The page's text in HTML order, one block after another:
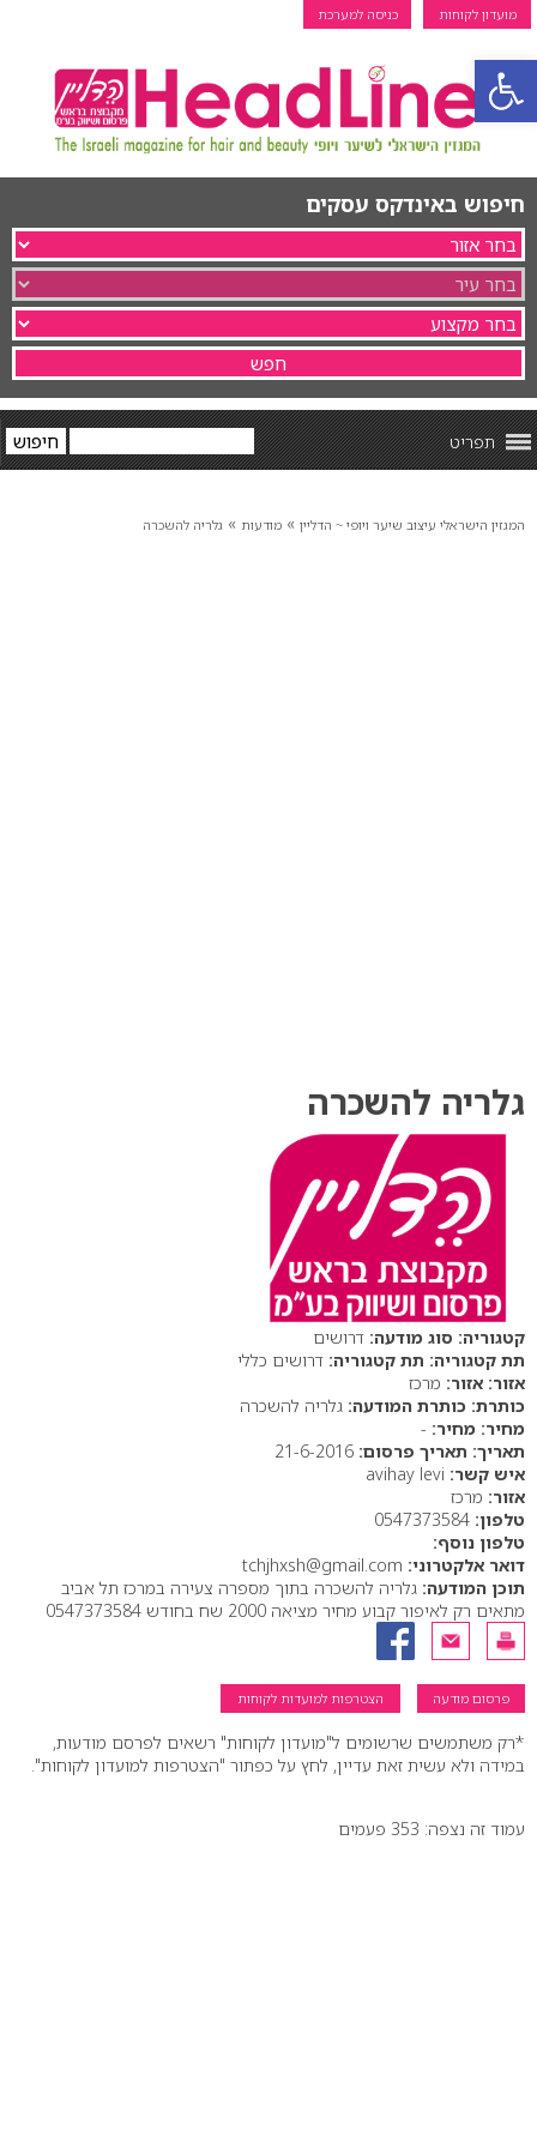
פתח סרגל נגישות
מועדון לקוחות כניסה למערכת
חיפוש באינדקס עסקים
תפריט
המגזין הישראלי עיצוב שיער ויופי ~ הדליין » מודעות » גלריה להשכרה
גלריה להשכרה
סוג מודעה: דרושים
תת קטגוריה: דרושים כללי
אזור: מרכז
כותרת המודעה: גלריה להשכרה
מחיר: -
תאריך פרסום:
איש קשר:
אזור: מרכז
טלפון:
טלפון נוסף:
דואר אלקטרוני:
תוכן המודעה: גלריה להשכרה בתוך מספרה צעירה במרכז תל אביב
מתאים רק לאיפור קבוע מחיר מציאה 2000 שח בחודש 0547373584
פרסום מודעה הצטרפות למועדות לקוחות
*רק משתמשים שרשומים ל"מועדון לקוחות" רשאים לפרסם מודעות,
במידה ולא עשית זאת עדיין, לחץ על כפתור "הצטרפות למועדון לקוחות".
עמוד זה נצפה: 353 פעמים